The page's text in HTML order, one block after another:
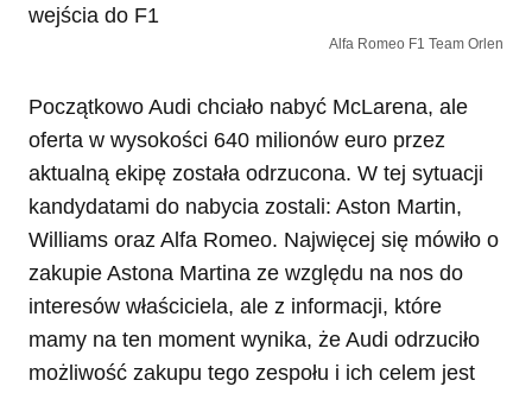
Alfa Romeo F1 Team Orlen
Początkowo Audi chciało nabyć McLarena, ale
oferta w wysokości 640 milionów euro przez
aktualną ekipę została odrzucona. W tej sytuacji
kandydatami do nabycia zostali: Aston Martin,
Williams oraz Alfa Romeo. Najwięcej się mówiło o
zakupie Astona Martina ze względu na nos do
interesów właściciela, ale z informacji, które
mamy na ten moment wynika, że Audi odrzuciło
możliwość zakupu tego zespołu i ich celem jest